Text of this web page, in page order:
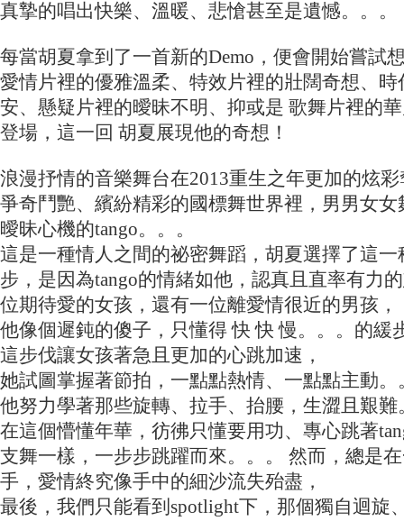
真摯的唱出快樂、溫暖、悲愴甚至是遺憾。。。
每當胡夏拿到了一首新的Demo，便會開始嘗試
愛情片裡的優雅溫柔、特效片裡的壯闊奇想、
安、懸疑片裡的曖昧不明、抑或是 歌舞片裡的
登場，這一回 胡夏展現他的奇想！
浪漫抒情的音樂舞台在2013重生之年更加的炫
爭奇鬥艷、繽紛精彩的國標舞世界裡，男男女
曖昧心機的tango。。。
這是一種情人之間的祕密舞蹈，胡夏選擇了這
步，是因為tango的情緒如他，認真且直率有力
位期待愛的女孩，還有一位離愛情很近的男孩，
他像個遲鈍的傻子，只懂得 快 快 慢。。。的緩
這步伐讓女孩著急且更加的心跳加速，
她試圖掌握著節拍，一點點熱情、一點點主動。
他努力學著那些旋轉、拉手、抬腰，生澀且艱難
在這個懵懂年華，彷彿只懂要用功、專心跳著
支舞一樣，一步步跳躍而來。。。 然而，總是
手，愛情終究像手中的細沙流失殆盡，
最後，我們只能看到spotlight下，那個獨自迴旋